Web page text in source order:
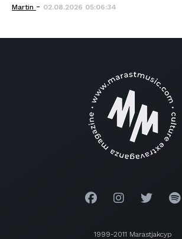
Martin - 02.08.2026 05:06:34
1999-2011 Marastjakcyp